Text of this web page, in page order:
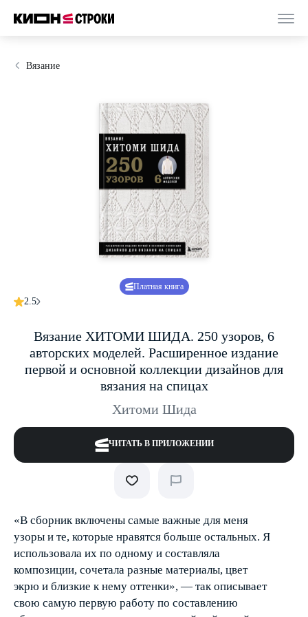
Вязание
Платная книга
2.5
Вязание ХИТОМИ ШИДА. 250 узоров, 6
авторских моделей. Расширенное издание
первой и основной коллекции дизайнов для
вязания на спицах
Хитоми Шида
ЧИТАТЬ В ПРИЛОЖЕНИИ
«В сборник включены самые важные для меня
узоры и те, которые нравятся больше остальных. Я
использовала их по одному и составляла
композиции, сочетала разные материалы, цвет
экрю и близкие к нему оттенки», — так описывает
свою самую первую работу по составлению